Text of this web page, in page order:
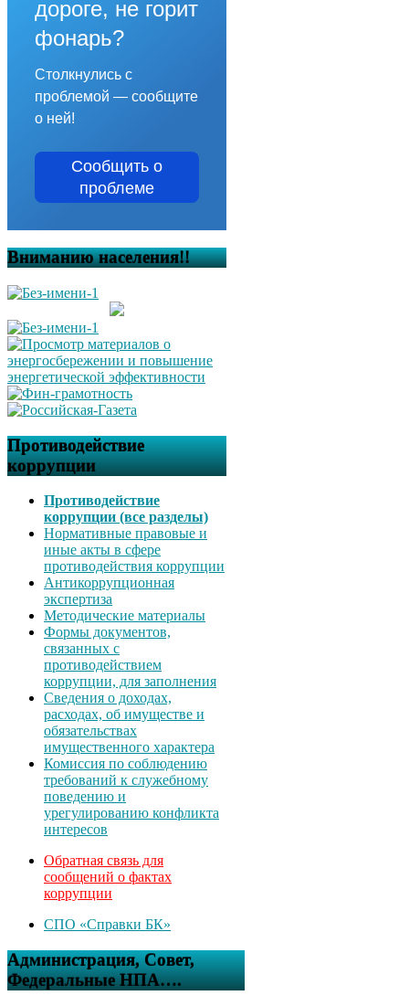
дороге, не горит
фонарь?
Столкнулись с
проблемой — сообщите
о ней!
Сообщить о
проблеме
Вниманию населения!!
Противодействие
коррупции
Противодействие
коррупции (все разделы)
Нормативные правовые и
иные акты в сфере
противодействия коррупции
Антикоррупционная
экспертиза
Методические материалы
Формы документов,
связанных с
противодействием
коррупции, для заполнения
Сведения о доходах,
расходах, об имуществе и
обязательствах
имущественного характера
Комиссия по соблюдению
требований к служебному
поведению и
урегулированию конфликта
интересов
Обратная связь для
сообщений о фактах
коррупции
СПО «Справки БК»
Администрация, Совет,
Федеральные НПА….